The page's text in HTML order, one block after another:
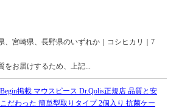
、宮崎県、長野県のいずれか｜コシヒカリ｜7
お届けするため、上記...
掲載 マウスピース Dr.Qolis正規店 品質と安
だわった 簡単型取りタイプ 2個入り 抗菌ケー